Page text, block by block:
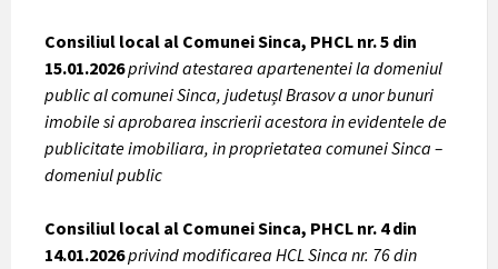
Consiliul local al Comunei Sinca, PHCL nr. 5 din
15.01.2026privind atestarea apartenentei la domeniul
public al comunei Sinca, judetușl Brasov a unor bunuri
imobile si aprobarea inscrierii acestora in evidentele de
publicitate imobiliara, in proprietatea comunei Sinca –
domeniul public
Consiliul local al Comunei Sinca, PHCL nr. 4 din
14.01.2026privind modificarea HCL Sinca nr. 76 din